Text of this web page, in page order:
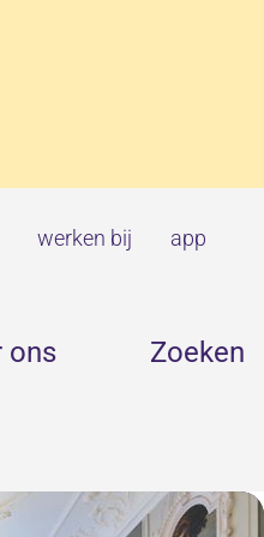
werken bij app
onsOver
ons
UitklappenZoeken